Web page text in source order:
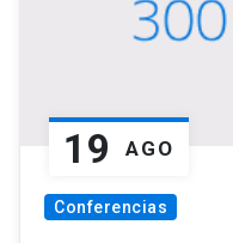
19 AGO
Conferencias